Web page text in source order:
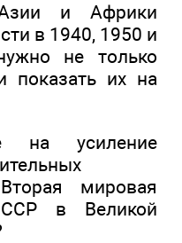
и Африки
в 1940, 1950 и
не только
показать их на
на усиление
мировая
в Великой